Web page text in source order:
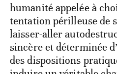
humanité appelée à
tentation périlleuse de
laisser-aller
sincère et déterminée
des dispositions